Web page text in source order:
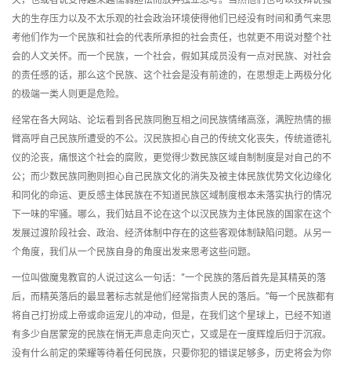
大的生存压力以及不太乐观的社会政治环境使得他们已经没有时间和勇气来思
考他们作为一个民族和社会的代表所承担的社会责任，也就更不用说对整个社
会的人文关怀。而一个民族，一个社会，假如其成员没有一点对民族、对社会
的责任感的话，那么这个民族、这个社会是没有前途的，在思想走上两极分化
的极端一类人则更是危险。
经常在各大网站、论坛看到各民族同胞互相之间民族情绪高涨，满腔热情的振
臂高呼自己民族所遭受的不公。汉民族担心自己的传统文化丧失，传统道德礼
仪的沦丧，痛恨这个社会的腐败，更觉得少数民族区域自制制度是对自己的不
公；而少数民族同胞则担心自己民族文化的消失及被主体民族优势文化边缘化
和同化的命运、更反感主体民族在不知道民族区域制度根本未落实执行的情况
下一味的牢骚。哪么，我们姑且不论在这个以汉民族为主体民族的国家在这个
发展过渡阶段社会、政治、经济体制中存在的这些客观体制缺陷问题。从另一
个角度，我们从一个民族自身的角度出发来思考这些问题。
一位叫做魔鬼教官的人说过这么一句话：“一个民族的落后首先是其精英的落
后，而精英落后的最显著标志就是他们经常指责人民的落后。”每一个民族都有
将自己打扮成上帝或命运宠儿的冲动，但是，在我们这个星球上，已经不知道
有多少自居蒙宠的民族在悄无声息走向灭亡，又或是在一度辉煌后归于沉寂。
没有什么前定的荣耀等待着任何民族，只要你犯的错误足够多，历史将会为你